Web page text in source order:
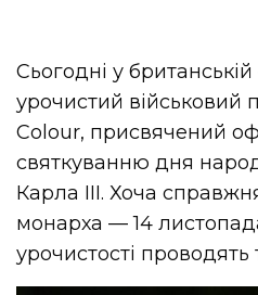
Сьогодні у
урочистий
Colour, присвячений
святкуванню дня
Карла III. Хоча
монарха — 14
урочистості проводять